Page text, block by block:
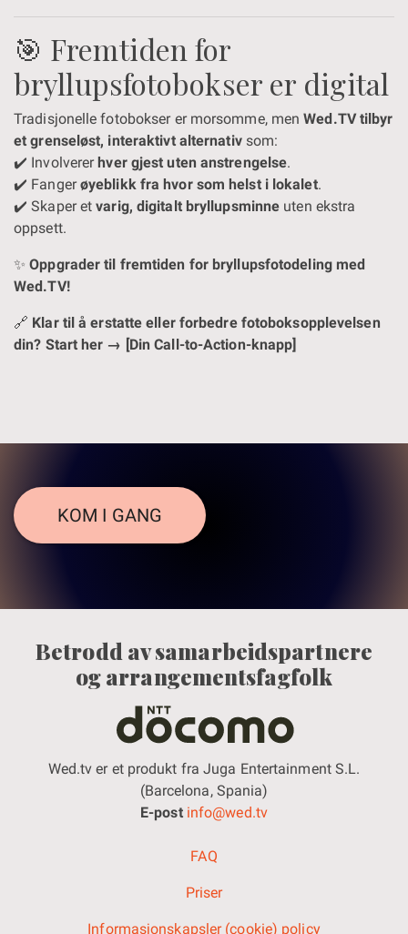
🎯 Fremtiden for
bryllupsfotobokser er digital
Tradisjonelle fotobokser er morsomme, menWed.TV tilbyr
et grenseløst, interaktivt alternativsom:
✔️ Involvererhver gjest uten anstrengelse.
✔️ Fangerøyeblikk fra hvor som helst i lokalet.
✔️ Skaper etvarig, digitalt bryllupsminne uten ekstra
oppsett.
✨Oppgrader til fremtiden for bryllupsfotodeling med
Wed.TV!
🔗 Klar til å erstatte eller forbedre fotoboksopplevelsen
din? Start her → [Din Call-to-Action-knapp]
KOM I GANG
Betrodd av samarbeidspartnere
og arrangementsfagfolk
Wed.tv er et produkt fra Juga Entertainment S.L.
(Barcelona, Spania)
E-postinfo@wed.tv
FAQ
Priser
Informasjonskapsler (cookie) policy